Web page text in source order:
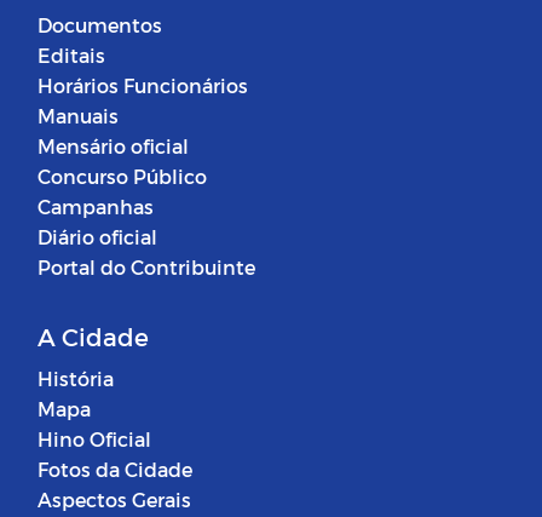
Documentos
Editais
Horários Funcionários
Manuais
Mensário oficial
Concurso Público
Campanhas
Diário oficial
Portal do Contribuinte
A Cidade
História
Mapa
Hino Oficial
Fotos da Cidade
Aspectos Gerais